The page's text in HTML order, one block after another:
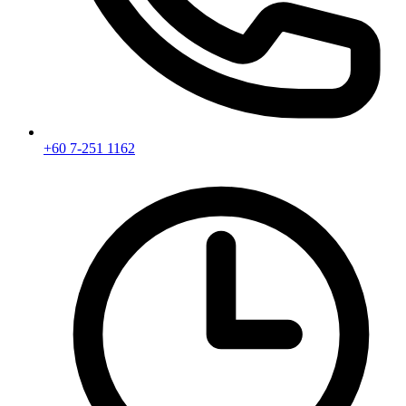
+60 7-251 1162